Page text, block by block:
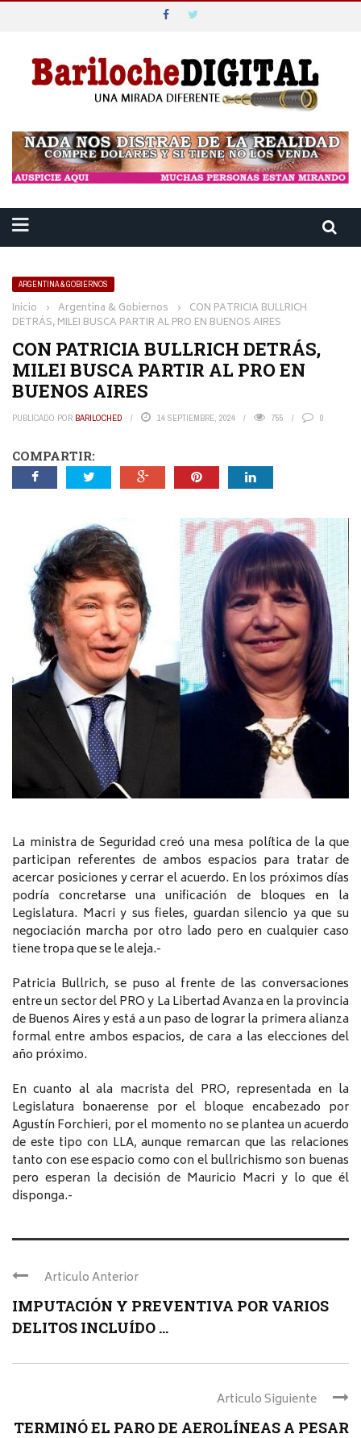
ARGENTINA & GOBIERNOS
Inicio › Argentina & Gobiernos › CON PATRICIA BULLRICH
DETRÁS, MILEI BUSCA PARTIR AL PRO EN BUENOS AIRES
CON PATRICIA BULLRICH DETRÁS,
MILEI BUSCA PARTIR AL PRO EN
BUENOS AIRES
PUBLICADO POR BARILOCHED 14 SEPTIEMBRE, 2024 755 0
COMPARTIR:
La ministra de Seguridad creó una mesa política de la que
participan referentes de ambos espacios para tratar de
acercar posiciones y cerrar el acuerdo. En los próximos días
podría concretarse una unificación de bloques en la
Legislatura. Macri y sus fieles, guardan silencio ya que su
negociación marcha por otro lado pero en cualquier caso
tiene tropa que se le aleja.-
Patricia Bullrich, se puso al frente de las conversaciones
entre un sector del PRO y La Libertad Avanza en la provincia
de Buenos Aires y está a un paso de lograr la primera alianza
formal entre ambos espacios, de cara a las elecciones del
año próximo.
En cuanto al ala macrista del PRO, representada en la
Legislatura bonaerense por el bloque encabezado por
Agustín Forchieri, por el momento no se plantea un acuerdo
de este tipo con LLA, aunque remarcan que las relaciones
tanto con ese espacio como con el bullrichismo son buenas
pero esperan la decisión de Mauricio Macri y lo que él
disponga.-
Articulo Anterior
IMPUTACIÓN Y PREVENTIVA POR VARIOS
DELITOS INCLUÍDO ...
Articulo Siguiente
TERMINÓ EL PARO DE AEROLÍNEAS A PESAR